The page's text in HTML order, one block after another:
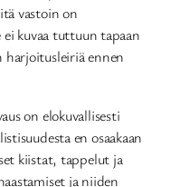
vastoin on
kuvaa tuttuun tapaan
harjoitusleiriä ennen
on elokuvallisesti
en osaakaan
kiistat, tappelut ja
ja niiden